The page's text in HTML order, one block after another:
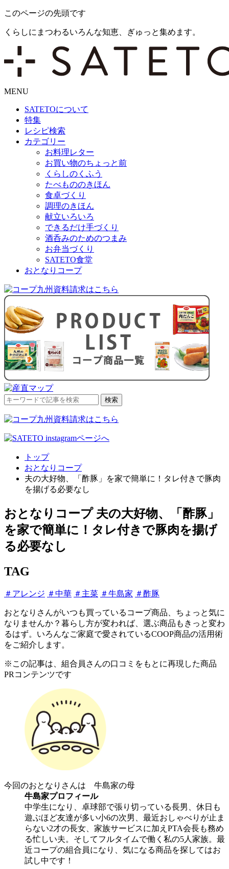
このページの先頭です
くらしにまつわるいろんな知恵、ぎゅっと集めます。
MENU
SATETOについて
特集
レシピ検索
カテゴリー
お料理レター
お買い物のちょっと前
くらしのくふう
たべもののきほん
食卓づくり
調理のきほん
献立いろいろ
できるだけ手づくり
酒呑みのためのつまみ
お弁当づくり
SATETO食堂
おとなりコープ
検
対
検索
トップ
おとなりコープ
夫の大好物、「酢豚」を家で簡単に！タレ付きで豚肉
を揚げる必要なし
おとなりコープ 夫の大好物、「酢豚」
を家で簡単に！タレ付きで豚肉を揚げ
る必要なし
TAG
＃アレンジ ＃中華 ＃主菜 ＃牛島家 ＃酢豚
おとなりさんがいつも買っているコープ商品、ちょっと気に
なりませんか？暮らし方が変われば、選ぶ商品もきっと変わ
るはず。いろんなご家庭で愛されているCOOP商品の活用術
をご紹介します。
※この記事は、組合員さんの口コミをもとに再現した商品
PRコンテンツです
今回のおとなりさんは 牛島家の母
牛島家プロフィール
中学生になり、卓球部で張り切っている長男、休日も
遊ぶほど友達が多い小6の次男、最近おしゃべりが止ま
らない2才の長女、家族サービスに加えPTA会長も務め
る忙しい夫。そしてフルタイムで働く私の5人家族。最
近コープの組合員になり、気になる商品を探してはお
試し中です！